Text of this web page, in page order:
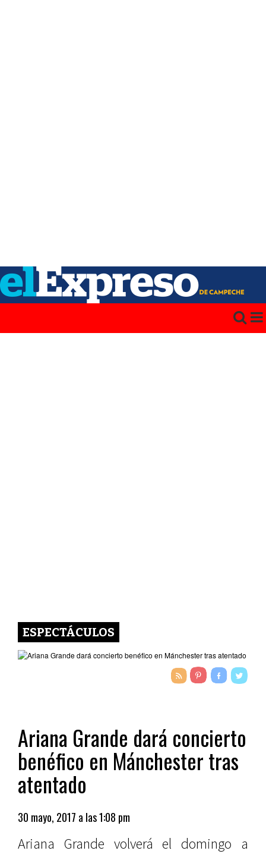
ESPECTÁCULOS
Ariana Grande dará concierto
benéfico en Mánchester tras
atentado
30 mayo, 2017 a las 1:08 pm
Ariana Grande volverá el domingo a